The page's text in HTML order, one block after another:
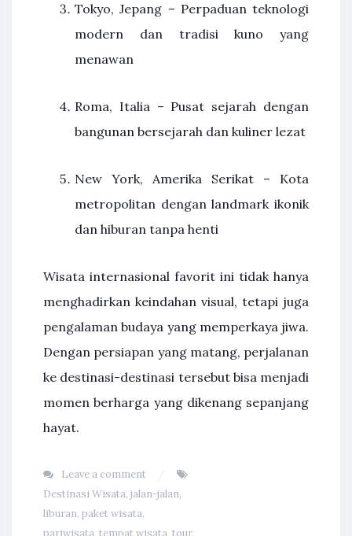
Tokyo, Jepang – Perpaduan teknologi
modern dan tradisi kuno yang
menawan
Roma, Italia – Pusat sejarah dengan
bangunan bersejarah dan kuliner lezat
New York, Amerika Serikat – Kota
metropolitan dengan landmark ikonik
dan hiburan tanpa henti
Wisata internasional favorit ini tidak hanya
menghadirkan keindahan visual, tetapi juga
pengalaman budaya yang memperkaya jiwa.
Dengan persiapan yang matang, perjalanan
ke destinasi-destinasi tersebut bisa menjadi
momen berharga yang dikenang sepanjang
hayat.
Leave a comment
Destinasi Wisata, jalan-jalan,
liburan, paket wisata,
pariwisata, tempat wisata, tour,